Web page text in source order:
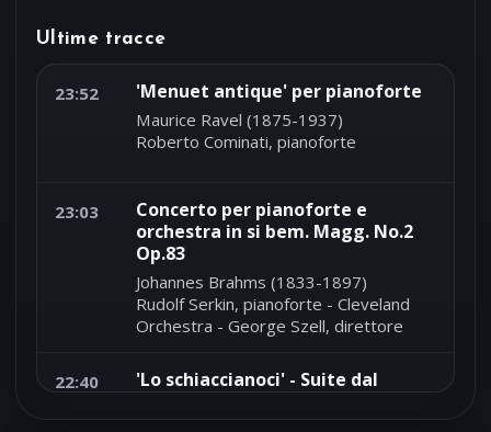
Ultime tracce
23:52 'Menuet antique' per pianoforte
Maurice Ravel (1875-1937)
Roberto Cominati, pianoforte
23:03
Concerto per pianoforte e
orchestra in si bem. Magg. No.2
Op.83
Johannes Brahms (1833-1897)
Rudolf Serkin, pianoforte - Cleveland
Orchestra - George Szell, direttore
22:40
'Lo schiaccianoci' - Suite dal